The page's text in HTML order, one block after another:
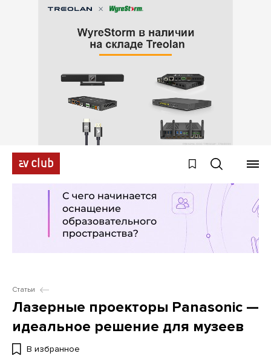
Статьи
Лазерные проекторы Panasonic —
идеальное решение для музеев
В избранное